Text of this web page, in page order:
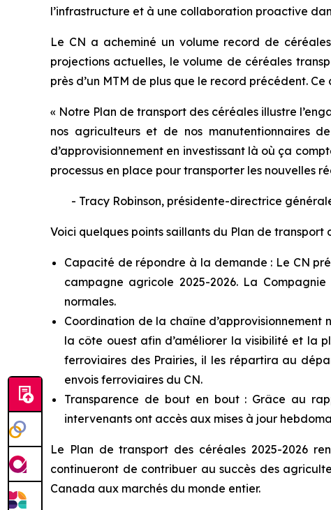
l’infrastructure et à une collaboration proactive
Le CN a acheminé un volume record de
projections actuelles, le volume de céréales
près d’un MTM de plus que le record précédent.
« Notre Plan de transport des céréales illustre
nos agriculteurs et de nos manutentionnaires
d’approvisionnement en investissant là où ça
processus en place pour transporter les nouvelles
- Tracy Robinson, présidente-directrice
Voici quelques points saillants du Plan de transport
Capacité de répondre à la demande : Le CN
campagne agricole 2025-2026. La
normales.
Coordination de la chaîne
la côte ouest afin d’améliorer la visibilité et la
ferroviaires des Prairies, il les répartira au
envois ferroviaires du CN.
Transparence de bout en bout : Grâce au
intervenants ont accès aux mises à jour
Le Plan de transport des céréales 2025-2026
continueront de contribuer au succès des
Canada aux marchés du monde entier.